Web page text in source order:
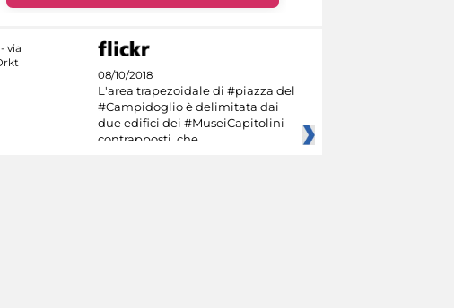
08/10/2018
L'area trapezoidale di #piazza del
#Campidoglio è delimitata dai
due edifici dei #MuseiCapitolini
contrapposti, che